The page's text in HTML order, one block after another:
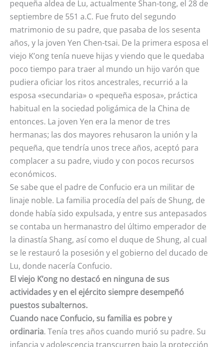
pequeña aldea de Lu, actualmente Shan-tong, el 28 de
septiembre de 551 a.C. Fue fruto del segundo
matrimonio de su padre, que pasaba de los sesenta
años, y la joven Yen Chen-tsai. De la primera esposa el
viejo K’ong tenía nueve hijas y viendo que le quedaba
poco tiempo para traer al mundo un hijo varón que
pudiera oficiar los ritos ancestrales, recurrió a la
esposa «secundaria» o «pequeña esposa», práctica
habitual en la sociedad poligámica de la China de
entonces. La joven Yen era la menor de tres
hermanas; las dos mayores rehusaron la unión y la
pequeña, que tendría unos trece años, aceptó para
complacer a su padre, viudo y con pocos recursos
económicos.
Se sabe que el padre de Confucio era un militar de
linaje noble. La familia procedía del país de Shung, de
donde había sido expulsada, y entre sus antepasados
se contaba un hermanastro del último emperador de
la dinastía Shang, así como el duque de Shung, al cual
se le restauró la posesión y el gobierno del ducado de
Lu, donde nacería Confucio.
El viejo K’ong no destacó en ninguna de sus
actividades y en el ejército siempre desempeñó
puestos subalternos.
Cuando nace Confucio, su familia es pobre y
ordinaria. Tenía tres años cuando murió su padre. Su
infancia y adolescencia transcurren bajo la protección